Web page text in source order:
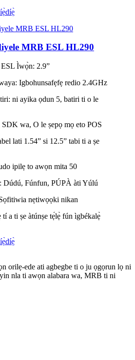
MRB ESL HL290
Ìwọ̀n: 2.9”
Igbohunsafẹfẹ redio 2.4GHz
ni ayika ọdun 5, batiri ti o le
wa, O le ṣepọ mọ eto POS
lati 1.54” si 12.5” tabi ti a ṣe
ipilẹ to awọn mita 50
Dúdú, Fúnfun, PÚPÀ àti Yúlú
nẹtiwọọki nikan
tí a ti ṣe àtúnṣe tẹ́lẹ̀ fún ìgbékalẹ̀
orilẹ-ede ati agbegbe ti o ju ọgọrun lọ ni
nla ti awọn alabara wa, MRB ti ni